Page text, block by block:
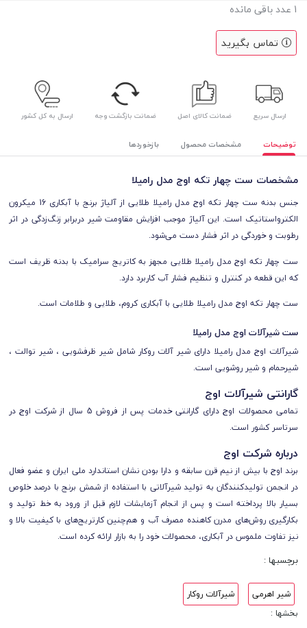
1 عدد باقی مانده
تماس بگیرید
ارسال سریع ضمانت کالای اصل ضمانت بازگشت وجه ارسال به کل کشور
توضیحات مشخصات محصول بازخوردها
مشخصات ست چهار تکه اوج مدل رامیلا
جنس بدنه ست چهار تکه اوج مدل رامیلا طلایی از آلیاژ برنج با آبکاری 16 میکرون
الکترواستاتیک است. این آلیاژ موجب افزایش مقاومت شیر دربرابر زنگ‌زدگی در اثر
رطوبت و خوردگی در اثر فشار دست می‌شود.
ست چهار تکه اوج مدل رامیلا طلایی مجهز به کاتریج سرامیک با بدنه ظریف است
که این قطعه در کنترل و تنظیم فشار آب کاربرد دارد.
ست چهار تکه اوج مدل رامیلا طلایی با آبکاری کروم، طلایی و طلامات است.
ست شیرآلات اوج مدل رامیلا
شیرآلات اوج مدل رامیلا دارای شیر آلات روکار شامل شیر ظرفشویی ، شیر توالت ،
شیرحمام و شیر روشویی است.
گارانتی شیرآلات اوج
تمامی محصولات اوجدارای گارانتی خدمات پس از فروش 5 سال از شرکت اوج
در
سرتاسر کشور است.
درباره شرکت اوج
برند اوج با بیش از نیم قرن سابقه و دارا بودن نشان استاندارد ملی ایران و عضو فعال
در انجمن تولیدکنندگان به تولید شیرآلاتی با استفاده از شمش برنج با درصد خلوص
بسیار بالا پرداخته است و پس از انجام آزمایشات لازم قبل از ورود به خط تولید و
بکارگیری روش‌های مدرن کاهنده مصرف آب و هم‌چنین کارتریج‌های با کیفیت بالا و
نیز تفاوت ملموس در آبکاری، محصولات خود را به بازار ارائه کرده است.
برچسبها :
شیر اهرمی
شیرآلات روکار
بخشها :